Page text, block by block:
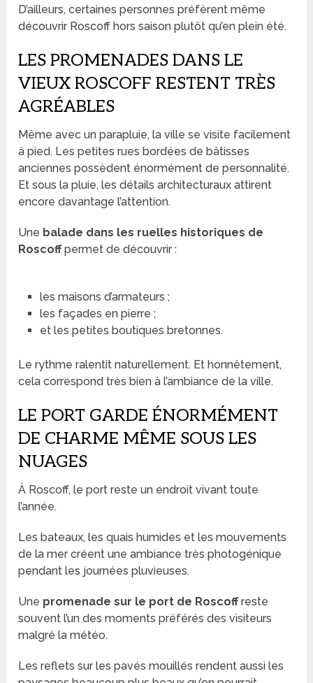
D’ailleurs, certaines personnes préfèrent même
découvrir Roscoff hors saison plutôt qu’en plein été.
LES PROMENADES DANS LE
VIEUX ROSCOFF RESTENT TRÈS
AGRÉABLES
Même avec un parapluie, la ville se visite facilement
à pied. Les petites rues bordées de bâtisses
anciennes possèdent énormément de personnalité.
Et sous la pluie, les détails architecturaux attirent
encore davantage l’attention.
Une balade dans les ruelles historiques de
Roscoffpermet de découvrir :
les maisons d’armateurs ;
les façades en pierre ;
et les petites boutiques bretonnes.
Le rythme ralentit naturellement. Et honnêtement,
cela correspond très bien à l’ambiance de la ville.
LE PORT GARDE ÉNORMÉMENT
DE CHARME MÊME SOUS LES
NUAGES
À Roscoff, le port reste un endroit vivant toute
l’année.
Les bateaux, les quais humides et les mouvements
de la mer créent une ambiance très photogénique
pendant les journées pluvieuses.
Une promenade sur le port de Roscoffreste
souvent l’un des moments préférés des visiteurs
malgré la météo.
Les reflets sur les pavés mouillés rendent aussi les